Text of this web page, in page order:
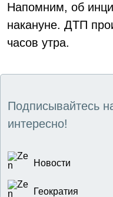
Напомним, об
накануне. ДТП
часов утра.
Подписывайтесь
интересно!
Новости
Геократия